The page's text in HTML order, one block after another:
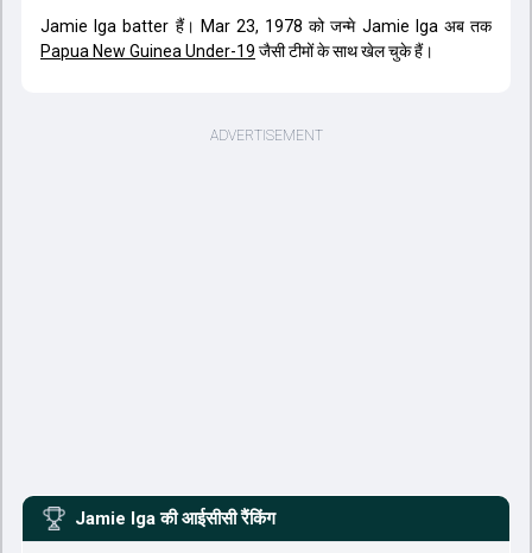
Jamie Iga batter हैं। Mar 23, 1978 को जन्मे Jamie Iga अब तक
Papua New Guinea Under-19 जैसी टीमों के साथ खेल चुके हैं।
Jamie Iga की आईसीसी रैंकिंग